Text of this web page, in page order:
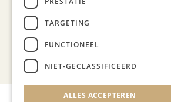
Noorbeek
Bekijk alle artikelen
TARGETING
FUNCTIONEEL
NIET-GECLASSIFICEERD
ALLES ACCEPTEREN